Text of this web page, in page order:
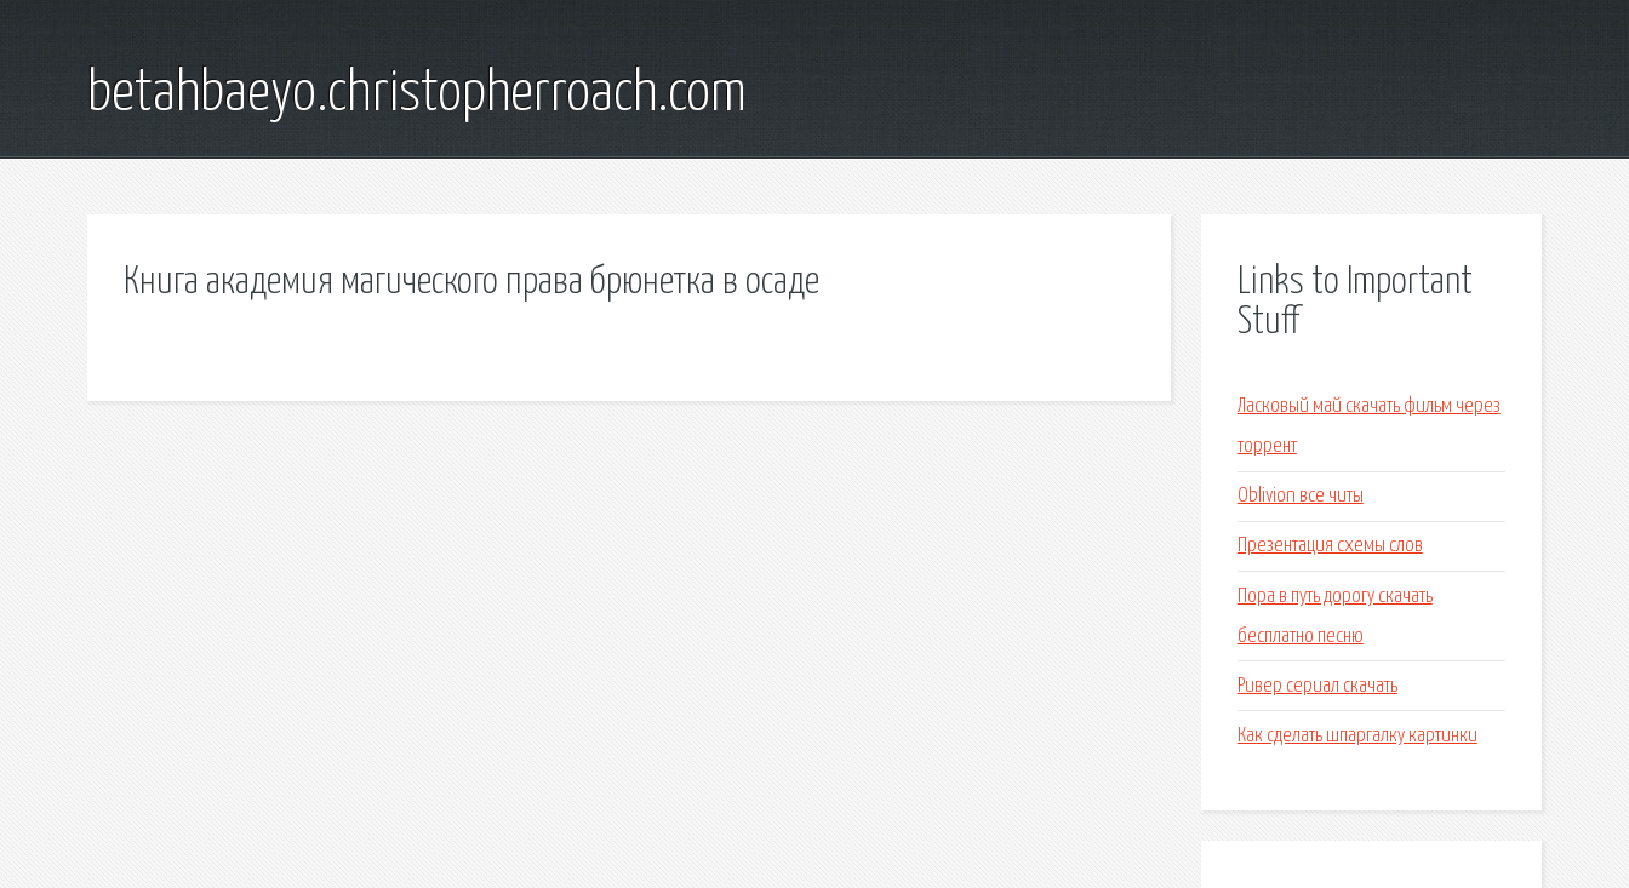
betahbaeyo.christopherroach.com
Книга академия магического права брюнетка в осаде
Links to Important
Stuff
Ласковый май скачать фильм через
торрент
Oblivion все читы
Презентация схемы слов
Пора в путь дорогу скачать
бесплатно песню
Ривер сериал скачать
Как сделать шпаргалку картинки